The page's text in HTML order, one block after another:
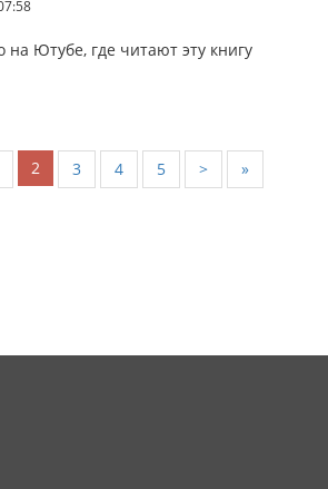
на Ютубе, где читают эту книгу
2 3 4 5 > »